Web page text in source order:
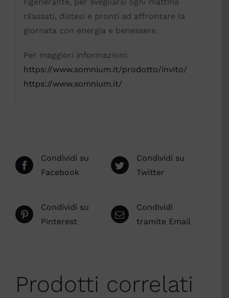
rilassati, distesi e pronti ad affrontare la
giornata con energia e benessere.
Per maggiori informazioni:
https://www.somnium.it/prodotto/invito/
https://www.somnium.it/
Condividi su
Facebook
Condividi su
Twitter
Condividi su
Pinterest
Condividi
tramite Email
Prodotti correlati